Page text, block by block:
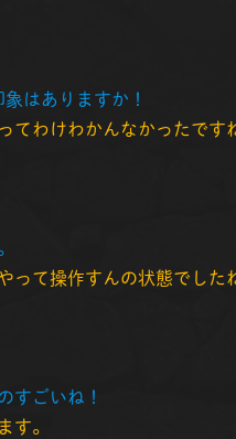
はありますか！
てわけわかんなかったです
って操作すんの状態でした
すごいね！
す。